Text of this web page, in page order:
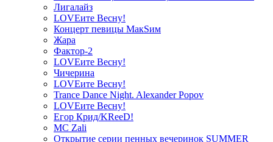
Лигалайз
LOVEите Весну!
Концерт певицы МакSим
Жара
Фактор-2
LOVEите Весну!
Чичерина
LOVEите Весну!
Trance Dance Night. Alexander Popov
LOVEите Весну!
Егор Крид/KReeD!
MC Zali
Открытие серии пенных вечеринок SUMMER